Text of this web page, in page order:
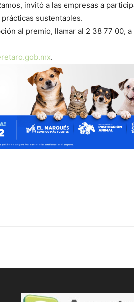
invitó a las empresas a
sustentables.
al premio, llamar al 2 38 77 00, a
.